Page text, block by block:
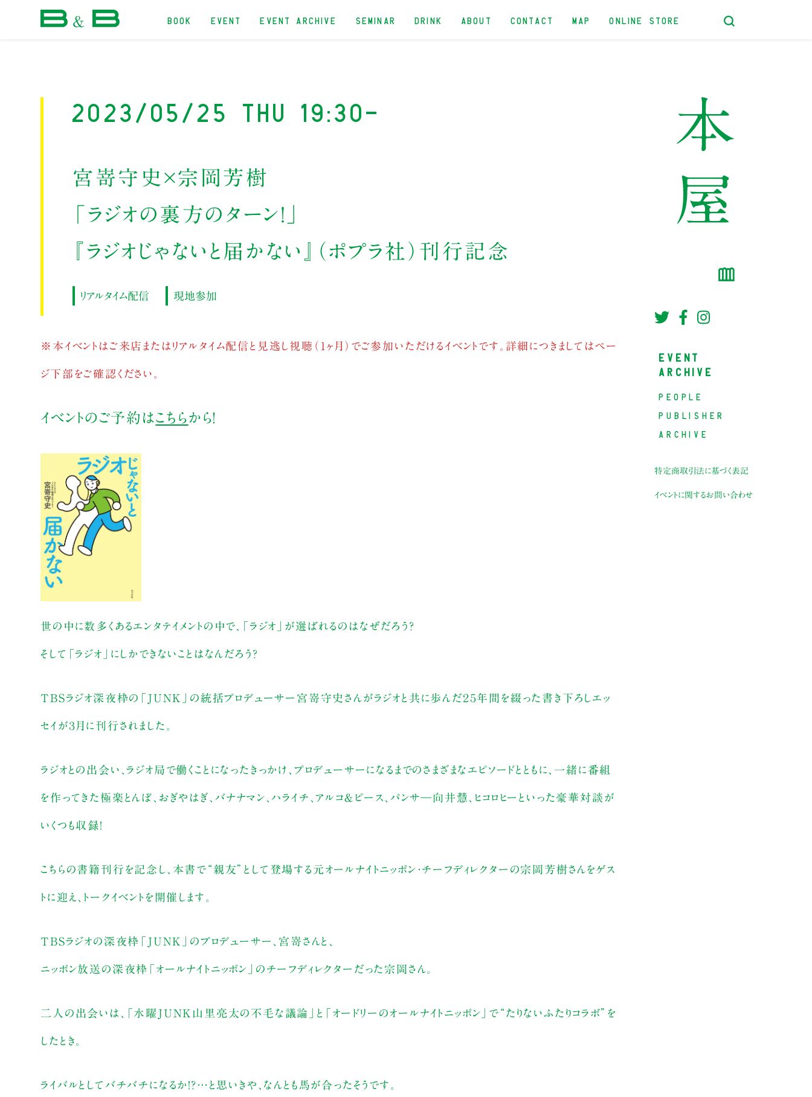
BOOK EVENT EVENT ARCHIVE SEMINAR DRINK ABOUT CONTACT MAP ONLINE STORE
2023/05/25 Thu 19:30-
宮嵜守史×宗岡芳樹
「ラジオの裏方のターン！」
『ラジオじゃないと届かない』（ポプラ社）刊行記念
リアルタイム配信 現地参加
※本イベントはご来店またはリアルタイム配信と見逃し視聴（1ヶ月）でご参加いただけるイベントです。詳細につきましてはペー
ジ下部をご確認ください。
イベントのご予約はこちらから！
世の中に数多くあるエンタテイメントの中で、「ラジオ」が選ばれるのはなぜだろう？
そして「ラジオ」にしかできないことはなんだろう？
TBSラジオ深夜枠の「JUNK」の統括プロデューサー宮嵜守史さんがラジオと共に歩んだ２５年間を綴った書き下ろしエッ
セイが３月に刊行されました。
ラジオとの出会い、ラジオ局で働くことになったきっかけ、プロデューサーになるまでのさまざまなエピソードとともに、一緒に番組
を作ってきた極楽とんぼ、おぎやはぎ、バナナマン、ハライチ、アルコ＆ピース、パンサ―向井慧、ヒコロヒーといった豪華対談が
いくつも収録！
こちらの書籍刊行を記念し、本書で“親友”として登場する元オールナイトニッポン・チーフディレクターの宗岡芳樹さんをゲス
トに迎え、トークイベントを開催します。
TBSラジオの深夜枠「JUNK」のプロデューサー、宮嵜さんと、
ニッポン放送の深夜枠「オールナイトニッポン」のチーフディレクターだった宗岡さん。
二人の出会いは、「水曜ＪＵＮＫ山里亮太の不毛な議論」と「オードリーのオールナイトニッポン」で“たりないふたりコラボ”を
したとき。
ライバルとしてバチバチになるか！？…と思いきや、なんとも馬が合ったそうです。
EVENT
ARCHIVE
PEOPLE
PUBLISHER
ARCHIVE
特定商取引法に基づく表記
イベントに関するお問い合わせ